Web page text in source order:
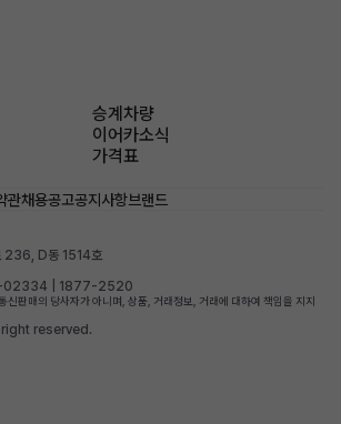
승계차량
이어카소식
가격표
관채용공고공지사항브랜드
236, D동 1514호
02334 | 1877-2520
신판매의 당사자가 아니며, 상품, 거래정보, 거래에 대하여 책임을 지지
reserved.